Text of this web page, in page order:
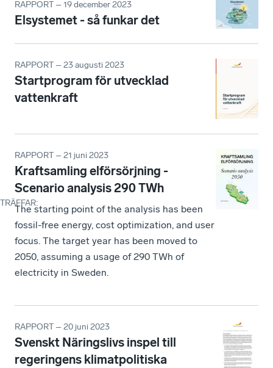
TRÄFFAR:
RAPPORT – 19 december 2023
Elsystemet - så funkar det
RAPPORT – 23 augusti 2023
Startprogram för utvecklad
vattenkraft
RAPPORT – 21 juni 2023
Kraftsamling elförsörjning -
Scenario analysis 290 TWh
The starting point of the analysis has been
fossil-free energy, cost optimization, and user
focus. The target year has been moved to
2050, assuming a usage of 290 TWh of
electricity in Sweden.
RAPPORT – 20 juni 2023
Svenskt Näringslivs inspel till
regeringens klimatpolitiska